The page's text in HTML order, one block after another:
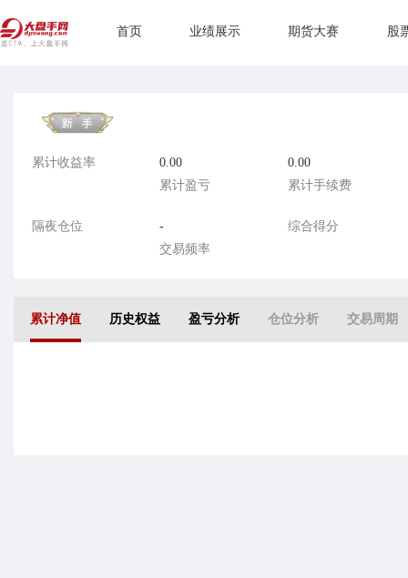
首页 业绩展示 期货大赛 股
累计收益率
0.00
累计盈亏
0.00
累计手续费
隔夜仓位
-
交易频率
综合得分
累计净值 历史权益 盈亏分析 仓位分析 交易周期